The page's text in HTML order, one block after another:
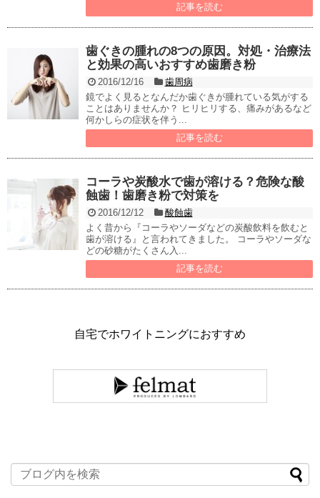
記事を読む
歯ぐきの腫れの8つの原因。対処・治療法
と効果の高いおすすめ歯磨き粉
2016/12/16
歯周病
鏡でよく見るとなんだか歯ぐきが腫れている気がする
ことはありませんか？ ヒリヒリする、痛みがあるなど
何かしらの症状を伴う...
記事を読む
コーラや炭酸水で歯が溶ける？危険な酸
蝕歯！歯磨き粉で対策を
2016/12/12
酸蝕歯
よく昔から『コーラやソーダなどの炭酸飲料を飲むと
歯が溶ける』と言われてきました。 コーラやソーダな
どの砂糖がたくさん入...
記事を読む
自宅でホワイトニングにおすすめ